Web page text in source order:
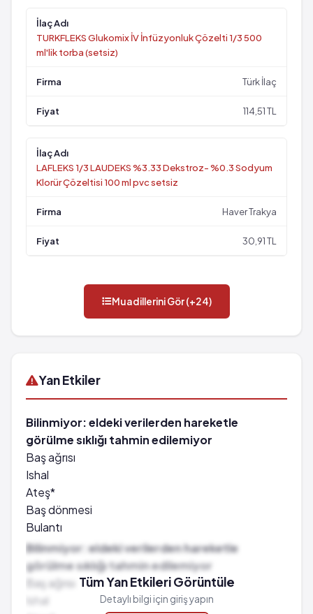
TURKFLEKS Glukomix İV İnfüzyonluk Çözelti 1/3 500
ml'lik torba (setsiz)
Türk İlaç
114,51 TL
LAFLEKS 1/3 LAUDEKS %3.33 Dekstroz- %0.3 Sodyum
Klorür Çözeltisi 100 ml pvc setsiz
Haver Trakya
30,91 TL
Muadillerini Gör (+24)
Yan Etkiler
Bilinmiyor: eldeki verilerden hareketle
görülme sıklığı tahmin edilemiyor
Baş ağrısı
Ishal
Ateş*
Baş dönmesi
Bulantı
Kusma
Halsizlik
Böbrek yetmezliği
Kasılmalar
Bilinmiyor: eldeki verilerden hareketle
görülme sıklığı tahmin edilemiyor
Baş ağrısı
Ishal
Tüm Yan Etkileri Görüntüle
Detaylı bilgi için giriş yapın